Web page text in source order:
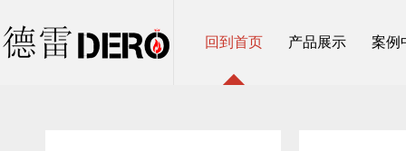
回到首页 产品展示 案例